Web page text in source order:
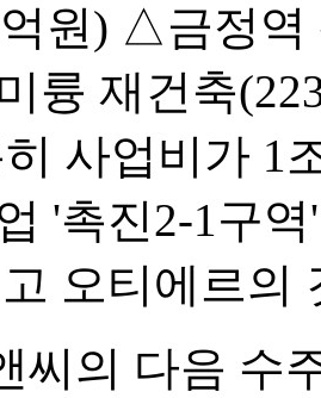
억원) △금정
륭 재건축
사업비가 1
'촉진2-1구
오티에르의
씨의 다음 수